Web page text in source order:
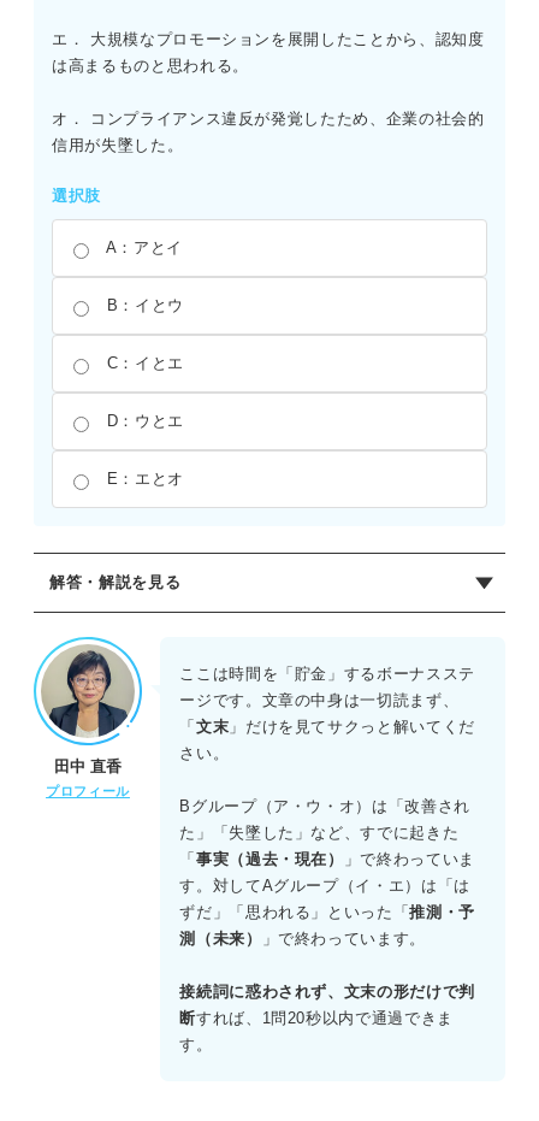
エ． 大規模なプロモーションを展開したことから、認知度
は高まるものと思われる。
オ． コンプライアンス違反が発覚したため、企業の社会的
信用が失墜した。
選択肢
A：アとイ
B：イとウ
C：イとエ
D：ウとエ
E：エとオ
解答・解説を見る
正解：C
各文の前半と後半の関係性、および文末表現に着目して分
類する。
ア、ウ、オの三つの文は、前半の原因によって後半ですで
に起きた「客観的な事実」や「進行中の現象」を述べてい
る。「改善された」「広がっている」「失墜した」はいず
れも事実の報告である。これらがBグループである。
一方、イとエの二つの文は、前半の根拠をもとに、後半で
話し手の「推測」や「予測」を述べている。「上昇するは
ずだ」「高まるものと思われる」は、まだ確定していない
よって、Aグループに分類されるのはイとエの組み合わせで
田中 直香
プロフィール
ここは時間を「貯金」するボーナスステ
ージです。文章の中身は一切読まず、
「 文末 」だけを見てサクっと解いてくだ
さい。
Bグループ（ア・ウ・オ）は「改善され
た」「失墜した」など、すでに起きた
「 事実（過去・現在）
」で終わっていま
す。対してAグループ（イ・エ）は「は
ずだ」「思われる」といった「推測・予
測（未来）
」で終わっています。
接続詞に惑わされず、文末の形だけで判
断すれば、1問20秒以内で通過できま
す。